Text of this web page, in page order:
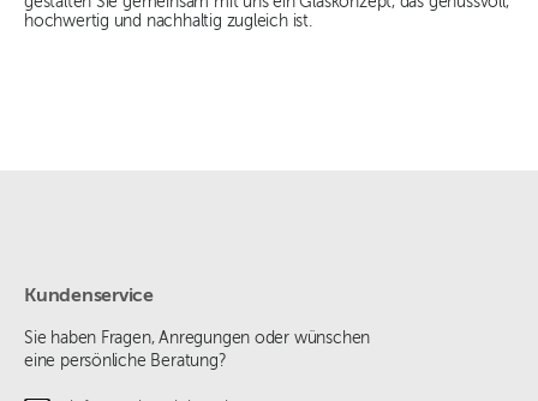
hochwertig und nachhaltig zugleich ist.
Kundenservice
Sie haben Fragen, Anregungen oder wünschen
eine persönliche Beratung?